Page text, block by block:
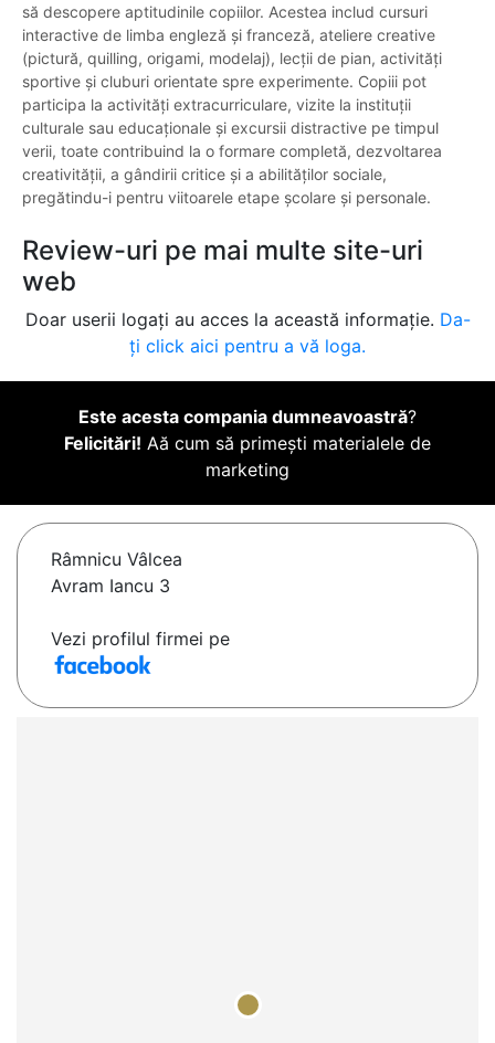
să descopere aptitudinile copiilor. Acestea includ cursuri
interactive de limba engleză și franceză, ateliere creative
(pictură, quilling, origami, modelaj), lecții de pian, activități
sportive și cluburi orientate spre experimente. Copiii pot
participa la activități extracurriculare, vizite la instituții
culturale sau educaționale și excursii distractive pe timpul
verii, toate contribuind la o formare completă, dezvoltarea
creativității, a gândirii critice și a abilităților sociale,
pregătindu-i pentru viitoarele etape școlare și personale.
Review-uri pe mai multe site-uri
web
Doar userii logați au acces la această informație. Da-
ți click aici pentru a vă loga.
Este acesta compania dumneavoastră?
Felicitări! Aă cum să primești materialele de
marketing
Râmnicu Vâlcea
Avram Iancu 3
Vezi profilul firmei pe